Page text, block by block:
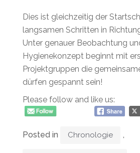
Dies ist gleichzeitig der
langsamen Schritten in
Unter genauer Beobachtung
Hygienekonzept beginnt mit
Projektgruppen die
dürfen gespannt sein!
Please follow and like us:
Posted in Chronologie ,